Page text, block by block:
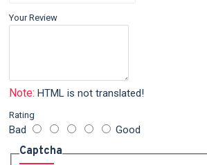
Your Review
Note: HTML is not translated!
Rating
Bad Good
Captcha